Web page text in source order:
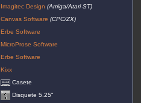
Imagitec Design (Amiga/Atari ST)
Canvas Software (CPC/ZX)
Erbe Software
MicroProse Software
Erbe Software
Kixx
Casete
Disquete 5.25"